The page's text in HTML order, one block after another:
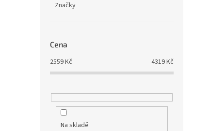
Značky
Cena
2559Kč 4319Kč
Na skladě